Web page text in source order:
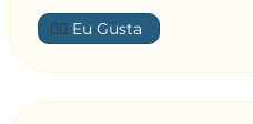
com a sua mulher?
— O mesmo que eu
restaurante dele!
Primeiro a francesa:
- Eu, quando cheguei
ao meu marido:
👍🏼